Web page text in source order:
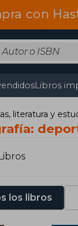
con
Libros
literatura y
los libros